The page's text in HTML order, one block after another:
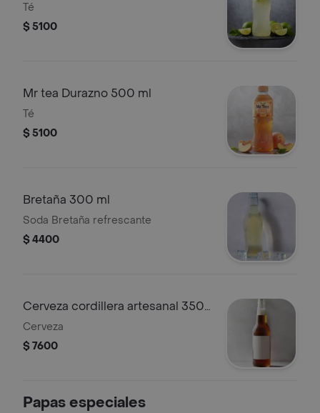
Té
$ 5100
Mr tea Durazno 500 ml
Té
$ 5100
Bretaña 300 ml
Soda Bretaña refrescante
$ 4400
Cerveza cordillera artesanal 350
ml
Cerveza
$ 7600
Papas especiales